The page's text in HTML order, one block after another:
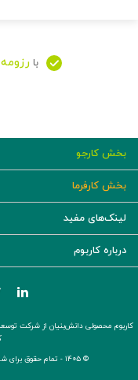
با
بخش کارجو
بخش کارفرما
لینک‌های مفید
درباره کاربوم
کاربوم محصولی دانش‌بنیان از شرکت توسعه
© ۱۴۰۵ -
تمام حقوق برای